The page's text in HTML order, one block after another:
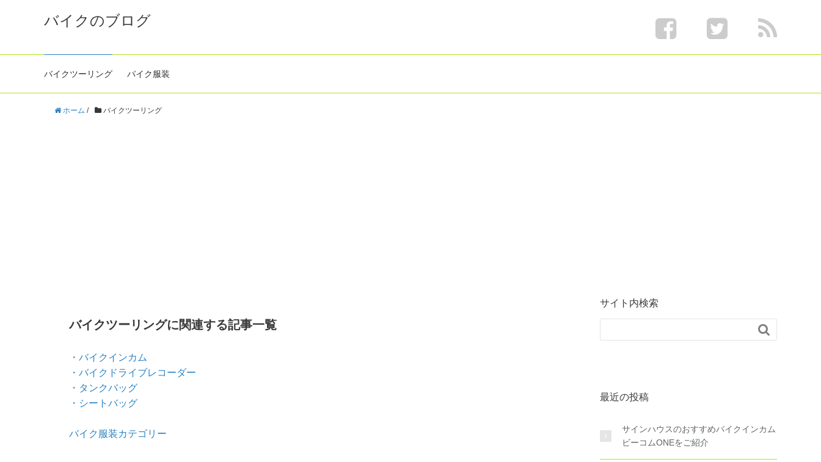
バイクのブログ
バイクツーリング バイク服装
ホーム / バイクツーリング
バイクツーリングに関連する記事一覧
・バイクインカム
・バイクドライブレコーダー
・タンクバッグ
・シートバッグ
バイク服装カテゴリー
サイト内検索

最近の投稿
サインハウスのおすすめバイクインカム
ビーコムONEをご紹介